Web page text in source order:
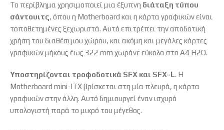
Το περίβλημα χρησιμοποιεί μια έξυπνη διάταξη τύπου
σάντουιτς, όπου η Motherboard και η κάρτα γραφικών είναι
τοποθετημένες ξεχωριστά. Αυτό επιτρέπει την αποδοτική
χρήση του διαθέσιμου χώρου, και ακόμη και μεγάλες κάρτες
γραφικών μήκους έως 322 mm χωράνε εύκολα στο A4 H2O.
Υποστηρίζονται τροφοδοτικά SFX και SFX-L. Η
Motherboard mini-ITX βρίσκεται στη μία πλευρά, η κάρτα
γραφικών στην άλλη. Αυτό δημιουργεί έναν ισχυρό
υπολογιστή παρά το μικρό του μέγεθος.